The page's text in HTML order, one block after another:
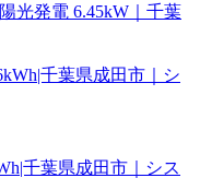
光発電 6.45kW｜千葉
千葉県成田市｜シス